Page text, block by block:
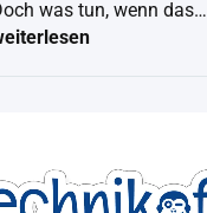
was tun, wenn das…